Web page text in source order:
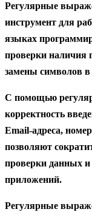
Регулярные
инструмент для
языках
проверки наличия
замены символов в
С помощью
корректность
Email-адреса,
позволяют
проверки данных
приложений.
Регулярные